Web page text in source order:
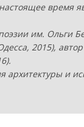
время
им. Ольги
2015),
архитектуры и